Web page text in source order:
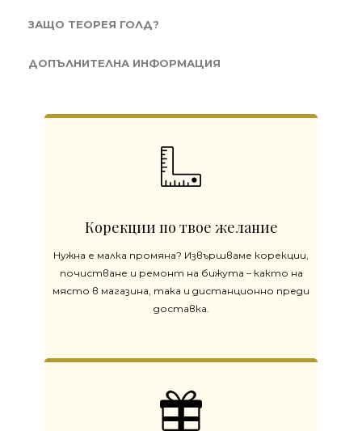
ЗАЩО ТЕОРЕЯ ГОЛД?
ДОПЪЛНИТЕЛНА ИНФОРМАЦИЯ
Корекции по твое желание
Нужна е малка промяна? Извършваме корекции,
почистване и ремонт на бижута – както на
място в магазина, така и дистанционно преди
доставка.